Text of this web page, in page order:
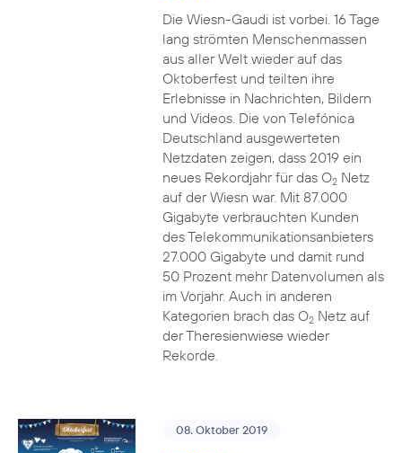
Die Wiesn-Gaudi ist vorbei. 16 Tage
lang strömten Menschenmassen
aus aller Welt wieder auf das
Oktoberfest und teilten ihre
Erlebnisse in Nachrichten, Bildern
und Videos. Die von Telefónica
Deutschland ausgewerteten
Netzdaten zeigen, dass 2019 ein
neues Rekordjahr für das O2Netz
auf der Wiesn war. Mit 87.000
Gigabyte verbrauchten Kunden
des Telekommunikationsanbieters
27.000 Gigabyte und damit rund
50 Prozent mehr Datenvolumen als
im Vorjahr. Auch in anderen
Kategorien brach das O2Netz auf
der Theresienwiese wieder
Rekorde.
08. Oktober 2019